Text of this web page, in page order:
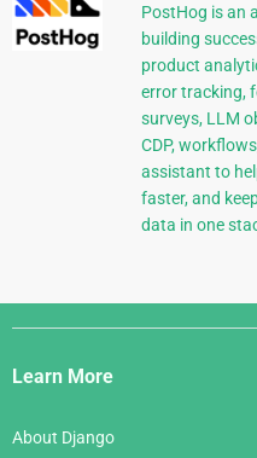
PostHog is an
building
product
error tracking,
surveys, LLM
CDP,
assistant to
faster, and
data in one
Django
Links
Learn More
About Django